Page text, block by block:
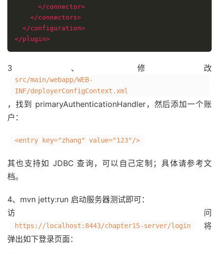
</connector>
</connectors>
</configuration>
</plugin>
3、修改
src/main/webapp/WEB-
INF/deployerConfigContext.xml
，找到 primaryAuthenticationHandler，然后添加一个账
户：
<entry key="zhang" value="123"/>
其也支持如 JDBC 查询，可以自己定制；具体请参考文
档。
4、mvn jetty:run 启动服务器测试即可：
访问
https://localhost:8443/chapter15-server/login
将
弹出如下登录页面：